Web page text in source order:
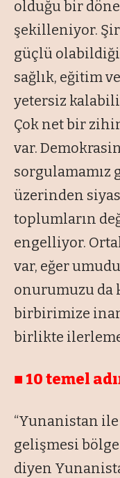
olduğu bir
şekilleniyor.
güçlü
sağlık, eğitim
yetersiz
Çok net bir
var.
sorgulamamız
üzerinden
toplumların
engelliyor.
var, eğer
onurumuzu da
birbirimize
birlikte
■ 10 temel
“Yunanistan
gelişmesi
diyen